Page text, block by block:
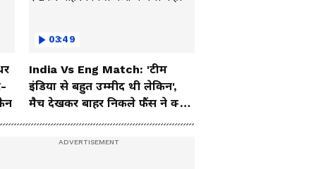
03:49
India Vs Eng Match: 'टीम
इंडिया से बहुत उम्मीद थी लेकिन',
मैच देखकर बाहर निकले फैंस ने क्या